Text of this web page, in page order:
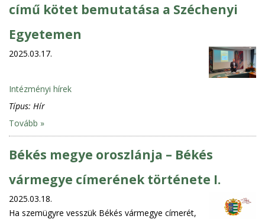
című kötet bemutatása a Széchenyi
Egyetemen
2025.03.17.
Intézményi hírek
Típus: Hír
Tovább »
Békés megye oroszlánja – Békés
vármegye címerének története I.
2025.03.18.
Ha szemügyre vesszük Békés vármegye címerét,